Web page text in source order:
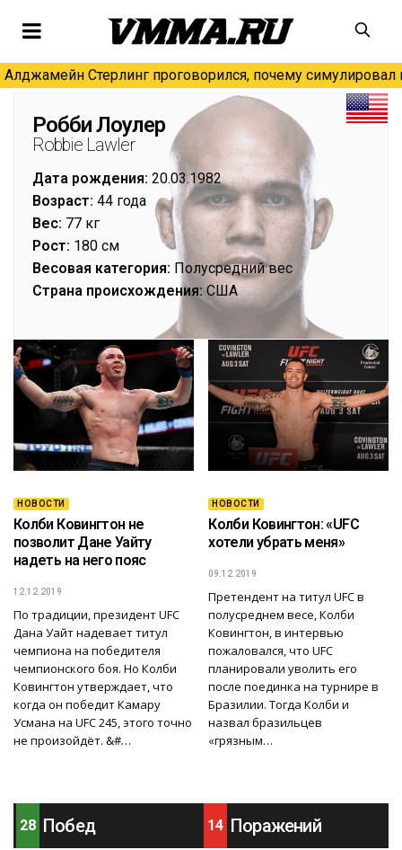
Алджамейн Стерлинг проговорился, почему симулировал
Робби Лоулер
Robbie Lawler
Дата рождения: 20.03.1982
Возраст: 44 года
Вес: 77 кг
Рост: 180 см
Весовая категория: Полусредний вес
Страна происхождения:США
НОВОСТИ
Колби Ковингтон не
позволит Дане Уайту
надеть на него пояс
12.12.2019
По традиции, президент UFC
Дана Уайт надевает титул
чемпиона на победителя
чемпионского боя. Но Колби
Ковингтон утверждает, что
когда он победит Камару
Усмана на UFC 245, этого точно
не произойдёт. &#…
НОВОСТИ
Колби Ковингтон: «UFC
хотели убрать меня»
09.12.2019
Претендент на титул UFC в
полусреднем весе, Колби
Ковингтон, в интервью
пожаловался, что UFC
планировали уволить его
после поединка на турнире в
Бразилии. Тогда Колби и
назвал бразильцев
«грязным…
28 Побед 14 Поражений